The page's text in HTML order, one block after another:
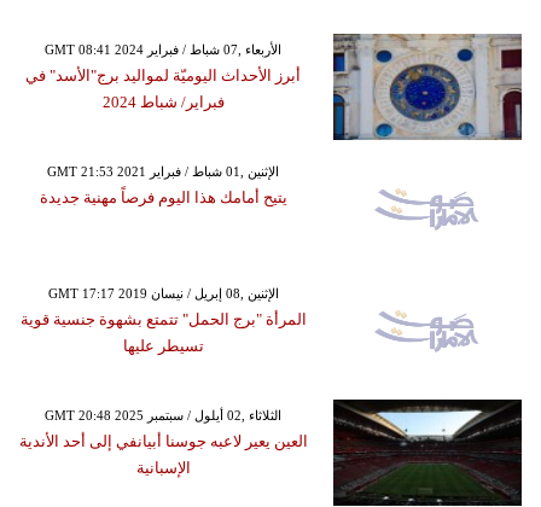
GMT 08:41 2024 الأربعاء ,07 شباط / فبراير
أبرز الأحداث اليوميّة لمواليد برج"الأسد" في
فبراير/ شباط 2024
GMT 21:53 2021 الإثنين ,01 شباط / فبراير
يتيح أمامك هذا اليوم فرصاً مهنية جديدة
GMT 17:17 2019 الإثنين ,08 إبريل / نيسان
المرأة "برج الحمل" تتمتع بشهوة جنسية قوية
تسيطر عليها
GMT 20:48 2025 الثلاثاء ,02 أيلول / سبتمبر
العين يعير لاعبه جوسنا أبيانفي إلى أحد الأندية
الإسبانية